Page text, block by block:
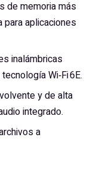
de memoria más
para aplicaciones
inalámbricas
Wi‑Fi 6E.
y de alta
integrado.
a